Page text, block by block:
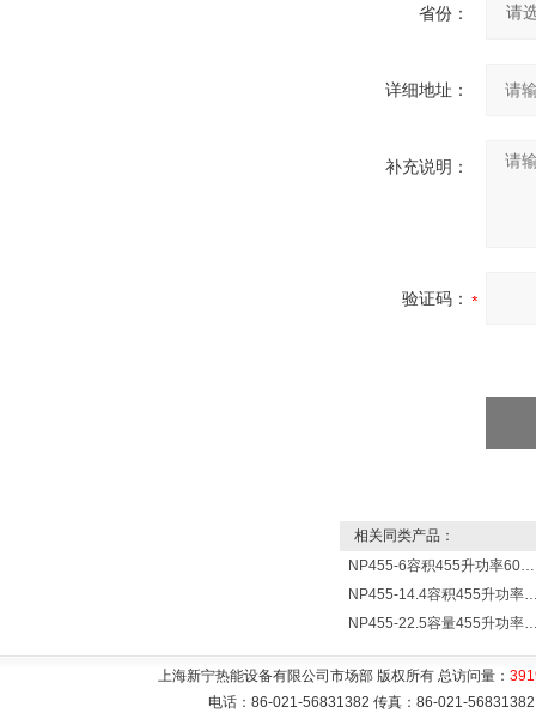
省份：
详细地址：
补充说明：
验证码：
相关同类产品：
NP455-6容积455升功率6000瓦新宁电热水器 热水锅炉
NP455-14.4容积455升功率14400瓦蓄
NP455-22.5容量455升功率22500瓦储
上海新宁热能设备有限公司市场部 版权所有 总访问量：
电话：86-021-56831382 传真：86-021-